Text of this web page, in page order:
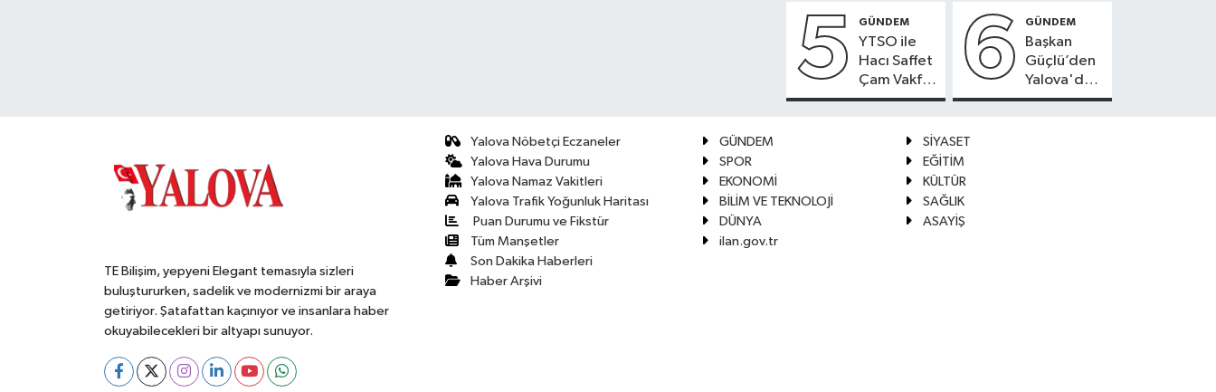
5 GÜNDEM
YTSO ile
Hacı Saffet
Çam Vakfı
Güçlerini
6 GÜNDEM
Başkan
Güçlü’den
Yalova'da
OSB'ler
TE Bilişim, yepyeni Elegant temasıyla sizleri
buluştururken, sadelik ve modernizmi bir araya
getiriyor. Şatafattan kaçınıyor ve insanlara haber
okuyabilecekleri bir altyapı sunuyor.
Yalova Nöbetçi Eczaneler
Yalova Hava Durumu
Yalova Namaz Vakitleri
Yalova Trafik Yoğunluk Haritası
Puan Durumu ve Fikstür
Tüm Manşetler
Son Dakika Haberleri
Haber Arşivi
GÜNDEM
SİYASET
SPOR
EĞİTİM
EKONOMİ
KÜLTÜR
BİLİM VE TEKNOLOJİ
SAĞLIK
DÜNYA
ASAYİŞ
ilan.gov.tr